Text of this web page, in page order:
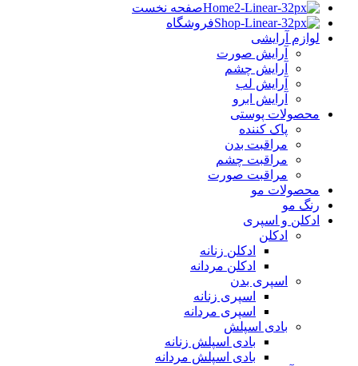
صفحه نخست
فروشگاه
لوازم آرایشی
آرایش صورت
آرایش چشم
آرایش لب
آرایش ابرو
محصولات پوستی
پاک کننده
مراقبت بدن
مراقبت چشم
مراقبت صورت
محصولات مو
رنگ مو
ادکلن و اسپری
ادکلن
ادکلن زنانه
ادکلن مردانه
اسپری بدن
اسپری زنانه
اسپری مردانه
بادی اسپلش
بادی اسپلش زنانه
بادی اسپلش مردانه